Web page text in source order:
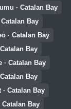
· Catalan Bay
Catalan Bay
· Catalan Bay
Bay
· Catalan Bay
Bay
Catalan Bay
Catalan Bay